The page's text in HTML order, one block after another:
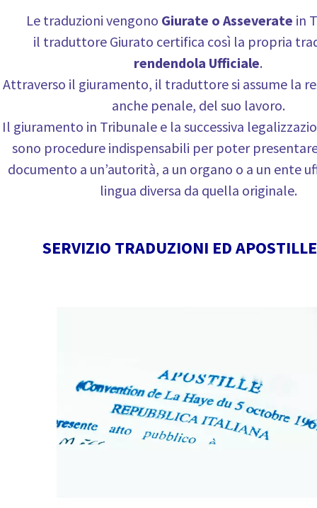
Le traduzioni vengono Giurate o Asseverate in
il traduttore Giurato certifica così la propria
rendendola Ufficiale.
Attraverso il giuramento, il traduttore si assume la
anche penale, del suo lavoro.
Il giuramento in Tribunale e la successiva
sono procedure indispensabili per poter
documento a un’autorità, a un organo o a un ente
lingua diversa da quella originale.
SERVIZIO TRADUZIONI ED